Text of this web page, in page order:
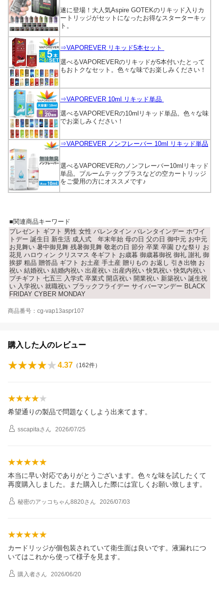
遂に登場！大人気Aspire GOTEKのリキッド入りカ
ートリッジがセットになったお得なスターターキッ
ト。
⇒VAPOREVER リキッド5本セット
選べるVAPOREVERのリキッドが5本付いたとって
もおトクなセット。色々な味でお楽しみください！
⇒VAPOREVER 10ml リキッド単品
選べるVAPOREVERの10mlリキッド単品。色々な味
でお楽しみください！
⇒VAPOREVER ノンフレーバー 10ml リキッド単品
選べるVAPOREVERのノンフレーバー10mlリキッド
単品。プルームテックプラスなどの空カートリッジ
をご愛用の方にオススメです♪
■関連商品キーワード
プレゼント ギフト 男性 女性 バレンタイン バレンタインデー ホワイ
トデー 誕生日 新生活 成人式 年末年始 母の日 父の日 御中元 お中元
お見舞い 暑中御見舞 残暑御見舞 敬老の日 節分 卒業 卒園 ひな祭り お
花見 ハロウィン クリスマス 冬ギフト お歳暮 御歳暮御祝 御礼 謝礼 御
挨拶 粗品 贈答品 ギフト お土産 手土産 贈りもの お返し 引き出物 お
祝い 結婚祝い 結婚内祝い 出産祝い 出産内祝い 快気祝い 快気内祝い
プチギフト 七五三 入学式 卒業式 開店祝い 開業祝い 新築祝い 誕生祝
い 入学祝い 就職祝い ブラックフライデー サイバーマンデー BLACK
FRIDAY CYBER MONDAY
商品番号：cg-vap13aspr107
購入した人のレビュー
4.37 （ 162件）
希望通りの製品で問題なくしよう出来てます。
sscapitaさん 2026/07/25
本当に早い対応でありがとうございます。色々な味を試したくて
再度購入しました。また購入した際には宜しくお願い致します。
秘密のアッコちゃん8820さん 2026/07/03
カードリッジが個包装されていて衛生面は良いです。液漏れにつ
いてはこれから使って様子を見ます。
購入者さん 2026/06/20